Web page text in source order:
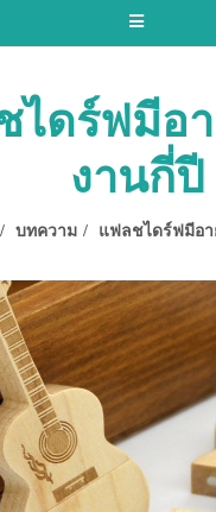
Toggle
ไดร์ฟมีอ
งานกี่ปี
บทความ แฟลชไดร์ฟมีอา